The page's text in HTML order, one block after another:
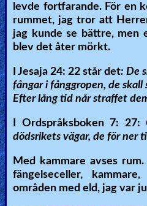
levde fortfarande. För en
rummet, jag tror att
jag kunde se bättre, men
blev det åter mörkt.
I Jesaja 24: 22 står det: De
fångar i fånggropen, de skall
Efter lång tid når straffet
I Ordspråksboken 7: 27:
dödsrikets vägar, de för ner
Med kammare avses
fängelseceller,
områden med eld, jag var